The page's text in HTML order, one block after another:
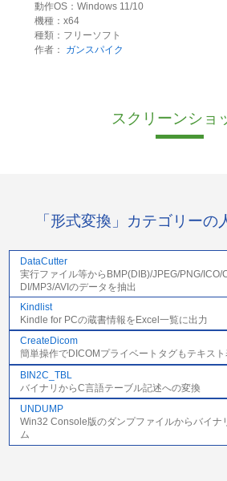
動作OS：Windows 11/10
機種：x64
種類：フリーソフト
作者：
ガンスパイク
スクリーンショ
「形式変換」カテゴリーの
DataCutter
実行ファイル等からBMP(DIB)/JPEG/PNG/ICO/
DI/MP3/AVIのデータを抽出
Kindlist
Kindle for PCの蔵書情報をExcel一覧に出力
CreateDicom
簡単操作でDICOMプライベートタグもテキス
BIN2C_TBL
バイナリからC言語テーブル記述への変換
UNDUMP
Win32 Console版のダンプファイルからバイナ
ム